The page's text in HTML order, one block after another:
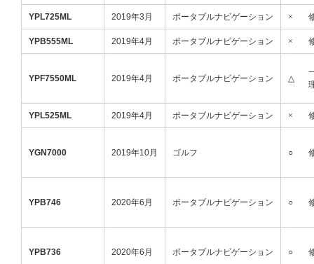
YPL725ML 2019年3月 ポータブルナビゲーション ×
YPB555ML 2019年4月 ポータブルナビゲーション ×
YPF7550ML 2019年4月 ポータブルナビゲーション △
YPL525ML 2019年4月 ポータブルナビゲーション ×
YGN7000 2019年10月 ゴルフ ○
YPB746 2020年6月 ポータブルナビゲーション ○
YPB736 2020年6月 ポータブルナビゲーション ○